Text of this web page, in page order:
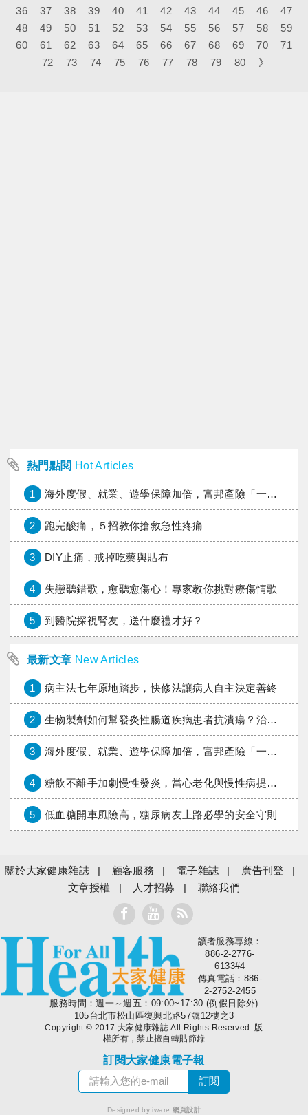
36
37 38 39 40 41 42 43 44 45 46
47
48
49 50 51 52 53 54 55 56 57 58
59
60
61 62 63 64 65 66 67 68 69 70
71
72
73 74 75 76 77 78 79 80 》
熱門點閱 Hot Articles
1 海外度假、就業、遊學保障加倍，富邦產險「一期逐夢」專案加碼遠距醫療與緊急救援
2 跑完酸痛，５招教你搶救急性疼痛
3 DIY止痛，戒掉吃藥與貼布
4 失戀聽錯歌，愈聽愈傷心！專家教你挑對療傷情歌
5 到醫院探視腎友，送什麼禮才好？
最新文章 New Articles
1 病主法七年原地踏步，快修法讓病人自主決定善終
2 生物製劑如何幫發炎性腸道疾病患者抗潰瘍？治療進展與健保給付困境一次看
3 海外度假、就業、遊學保障加倍，富邦產險「一期逐夢」專案加碼遠距醫療與緊急救援
4 糖飲不離手加劇慢性發炎，當心老化與慢性病提早報到
5 低血糖開車風險高，糖尿病友上路必學的安全守則
關於大家健康雜誌 顧客服務 電子雜誌
廣告刊登
文章授權
人才招募 聯絡我們
大家健康
讀者服務專線：
886-2-2776-
6133#4
傳真電話：886-
2-2752-2455
服務時間：週一～週五：09:00~17:30 (例假日除外)
105台北市松山區復興北路57號12樓之3
Copyright © 2017 大家健康雜誌 All Rights Reserved. 版
權所有，禁止擅自轉貼節錄
訂閱大家健康電子報
Designed by iware 網頁設計